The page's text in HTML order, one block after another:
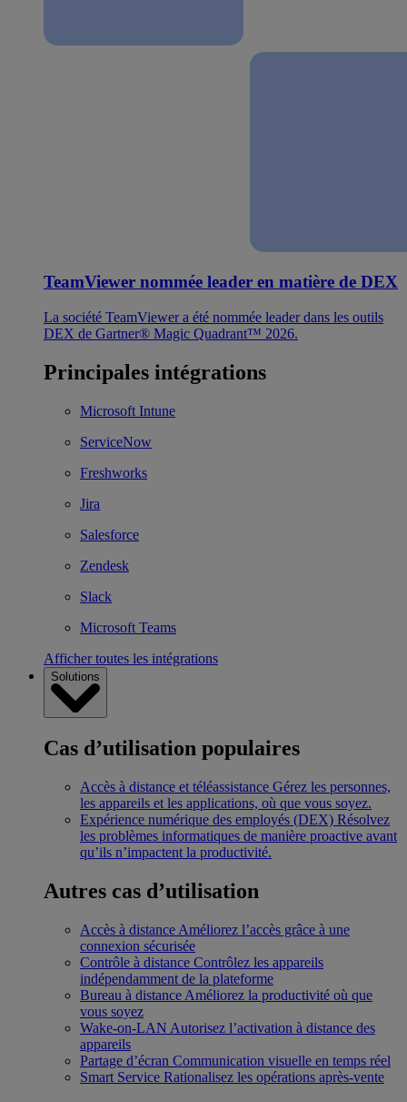
TeamViewer nommée leader en matière de DEX
La société TeamViewer a été nommée leader dans les outils
DEX de Gartner® Magic Quadrant™ 2026.
Principales intégrations
Microsoft Intune
ServiceNow
Freshworks
Jira
Salesforce
Zendesk
Slack
Microsoft Teams
Afficher toutes les intégrations
Solutions
Cas d’utilisation populaires
Accès à distance et téléassistance Gérez les personnes,
les appareils et les applications, où que vous soyez.
Expérience numérique des employés (DEX) Résolvez
les problèmes informatiques de manière proactive avant
qu’ils n’impactent la productivité.
Autres cas d’utilisation
Accès à distance Améliorez l’accès grâce à une
connexion sécurisée
Contrôle à distance Contrôlez les appareils
indépendamment de la plateforme
Bureau à distance Améliorez la productivité où que
vous soyez
Wake-on-LAN Autorisez l’activation à distance des
appareils
Partage d’écran Communication visuelle en temps réel
Smart Service Rationalisez les opérations après-vente